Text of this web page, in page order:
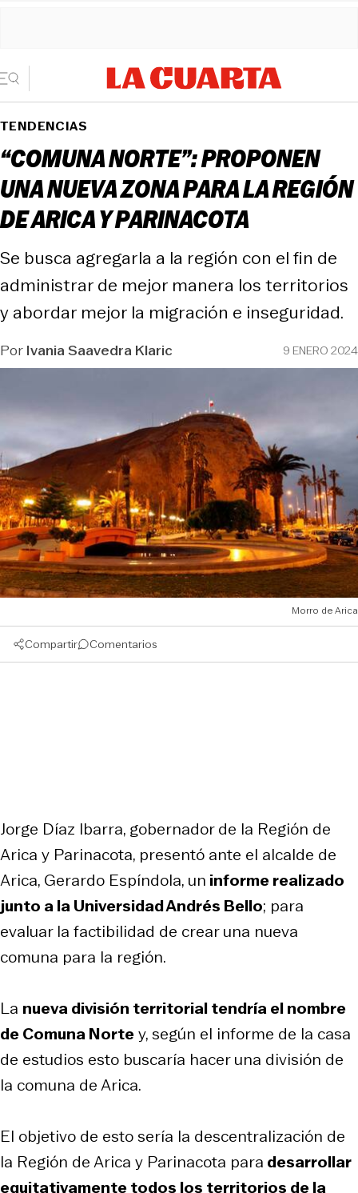
TENDENCIAS
“COMUNA NORTE”: PROPONEN
UNA NUEVA ZONA PARA LA REGIÓN
DE ARICA Y PARINACOTA
Se busca agregarla a la región con el fin de
administrar de mejor manera los territorios
y abordar mejor la migración e inseguridad.
PorIvania Saavedra Klaric 9 ENERO 2024
Morro de Arica
Compartir Comentarios
Jorge Díaz Ibarra, gobernador de la Región de
Arica y Parinacota, presentó ante el alcalde de
Arica, Gerardo Espíndola, un informe realizado
junto a la Universidad Andrés Bello; para
evaluar la factibilidad de crear una nueva
comuna para la región.
La nueva división territorial tendría el nombre
de Comuna Nortey, según el informe de la casa
de estudios esto buscaría hacer una división de
la comuna de Arica.
El objetivo de esto sería la descentralización de
la Región de Arica y Parinacota para desarrollar
equitativamente todos los territorios de la